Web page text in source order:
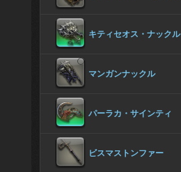
キティセオス・ナックル
マンガンナックル
パーラカ・サインティ
ビスマストンファー